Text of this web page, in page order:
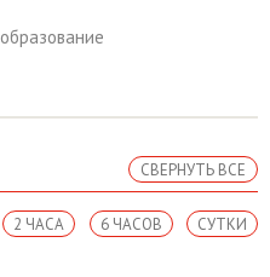
образование
СВЕРНУТЬ ВСЕ
СУТКИ
6 ЧАСОВ
2 ЧАСА